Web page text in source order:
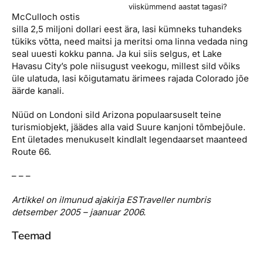
viiskümmend aastat tagasi?
McCulloch ostis
silla 2,5 miljoni dollari eest ära, lasi kümneks tuhandeks
tükiks võtta, need maitsi ja meritsi oma linna vedada ning
seal uuesti kokku panna. Ja kui siis selgus, et Lake
Havasu City’s pole niisugust veekogu, millest sild võiks
üle ulatuda, lasi kõigutamatu ärimees rajada Colorado jõe
äärde kanali.
Nüüd on Londoni sild Arizona populaarsuselt teine
turismiobjekt, jäädes alla vaid Suure kanjoni tõmbejõule.
Ent ületades menukuselt kindlalt legendaarset maanteed
Route 66.
– – –
Artikkel on ilmunud ajakirja ESTraveller numbris
detsember 2005 – jaanuar 2006.
Teemad